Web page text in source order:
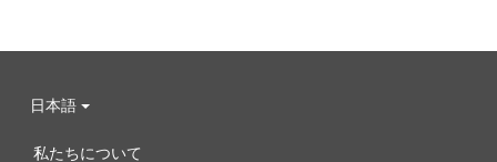
日本語
私たちについて